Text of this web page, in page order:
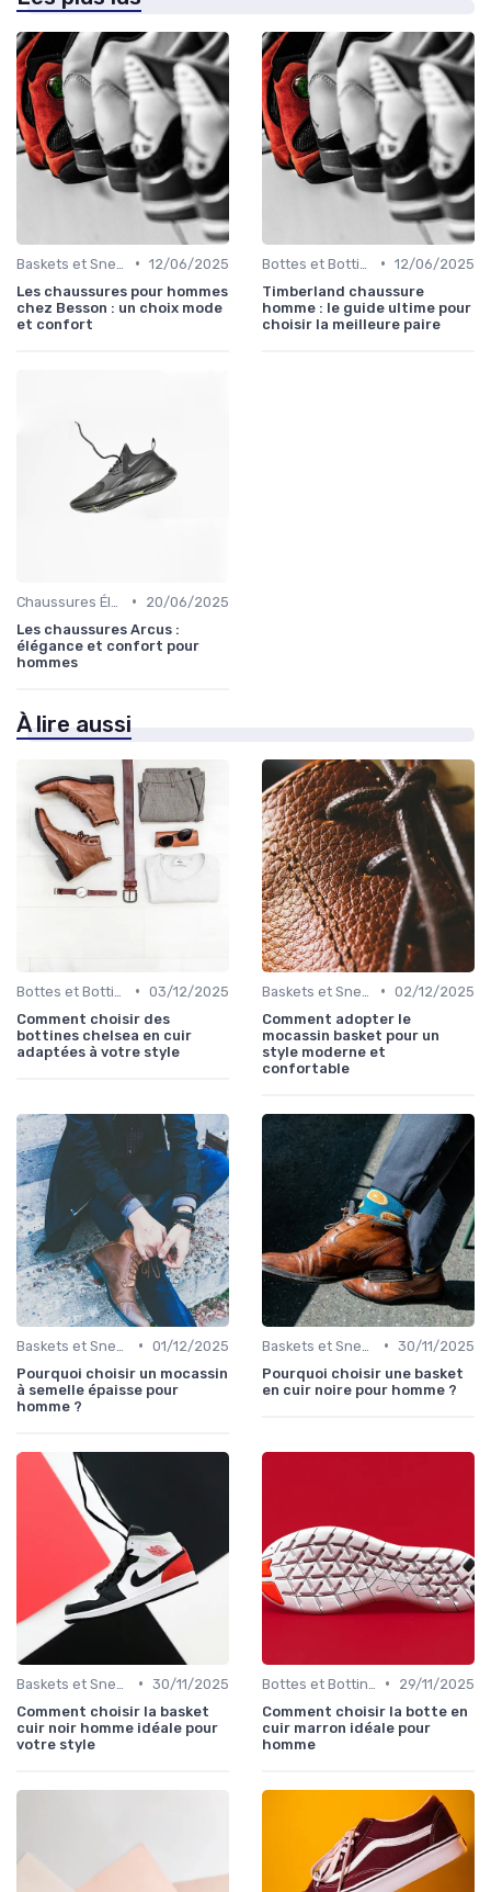
• 12/06/2025
Les chaussures pour hommes
chez Besson : un choix mode
et confort
• 12/06/2025
Timberland chaussure
homme : le guide ultime pour
choisir la meilleure paire
•
20/06/2025
Les chaussures Arcus :
élégance et confort pour
hommes
À lire aussi
• 03/12/2025
Comment choisir des
bottines chelsea en cuir
adaptées à votre style
• 02/12/2025
Comment adopter le
mocassin basket pour un
style moderne et
confortable
• 01/12/2025
Pourquoi choisir un mocassin
à semelle épaisse pour
homme ?
• 30/11/2025
Pourquoi choisir une basket
en cuir noire pour homme ?
• 30/11/2025
Comment choisir la basket
cuir noir homme idéale pour
votre style
•
29/11/2025
Comment choisir la botte en
cuir marron idéale pour
homme